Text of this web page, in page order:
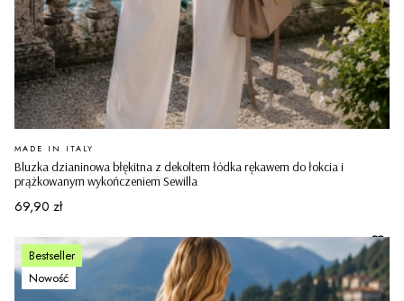
Bluzka dzianinowa błękitna z dekoltem łódka rękawem do łokcia i
prążkowanym wykończeniem Sewilla
PRODUCENT
MADE IN ITALY
Cena
69,90 zł
Bestseller
Nowość